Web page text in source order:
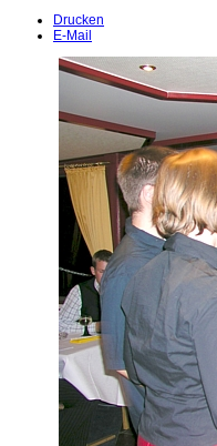
Drucken
E-Mail